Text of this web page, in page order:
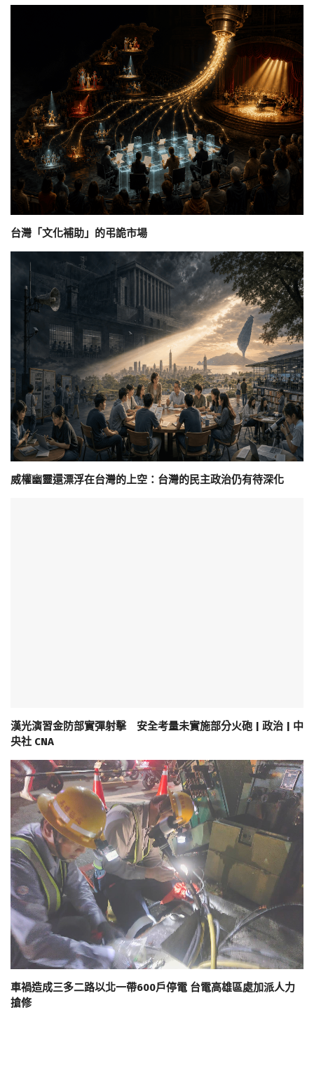
台灣「文化補助」的弔詭市場
威權幽靈還漂浮在台灣的上空：台灣的民主政治仍有待深化
漢光演習金防部實彈射擊 安全考量未實施部分火砲 | 政治 | 中
央社 CNA
車禍造成三多二路以北一帶600戶停電 台電高雄區處加派人力
搶修